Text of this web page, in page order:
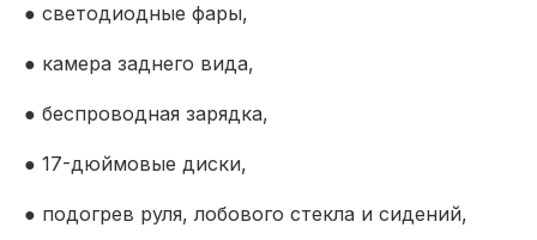
● светодиодные фары,
● камера заднего вида,
● беспроводная зарядка,
● 17-дюймовые диски,
● подогрев руля, лобового стекла и сидений,